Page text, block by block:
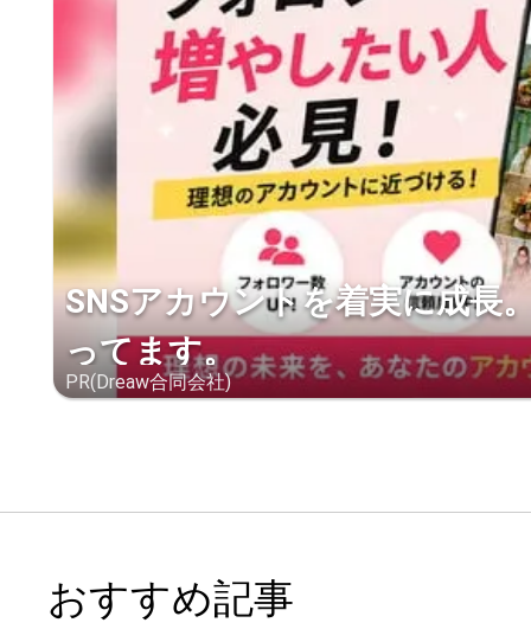
SNSアカウントを着実に成長
ってます。
PR(Dreaw合同会社)
おすすめ記事